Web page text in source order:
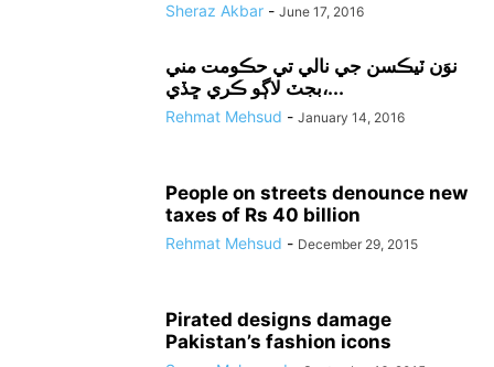
Sheraz Akbar - June 17, 2016
نوَن ٽيڪسن جي نالي تي حڪومت مني
بجٽ لاڳو ڪري ڇڏي،...
Rehmat Mehsud - January 14, 2016
People on streets denounce new
taxes of Rs 40 billion
Rehmat Mehsud - December 29, 2015
Pirated designs damage
Pakistan’s fashion icons